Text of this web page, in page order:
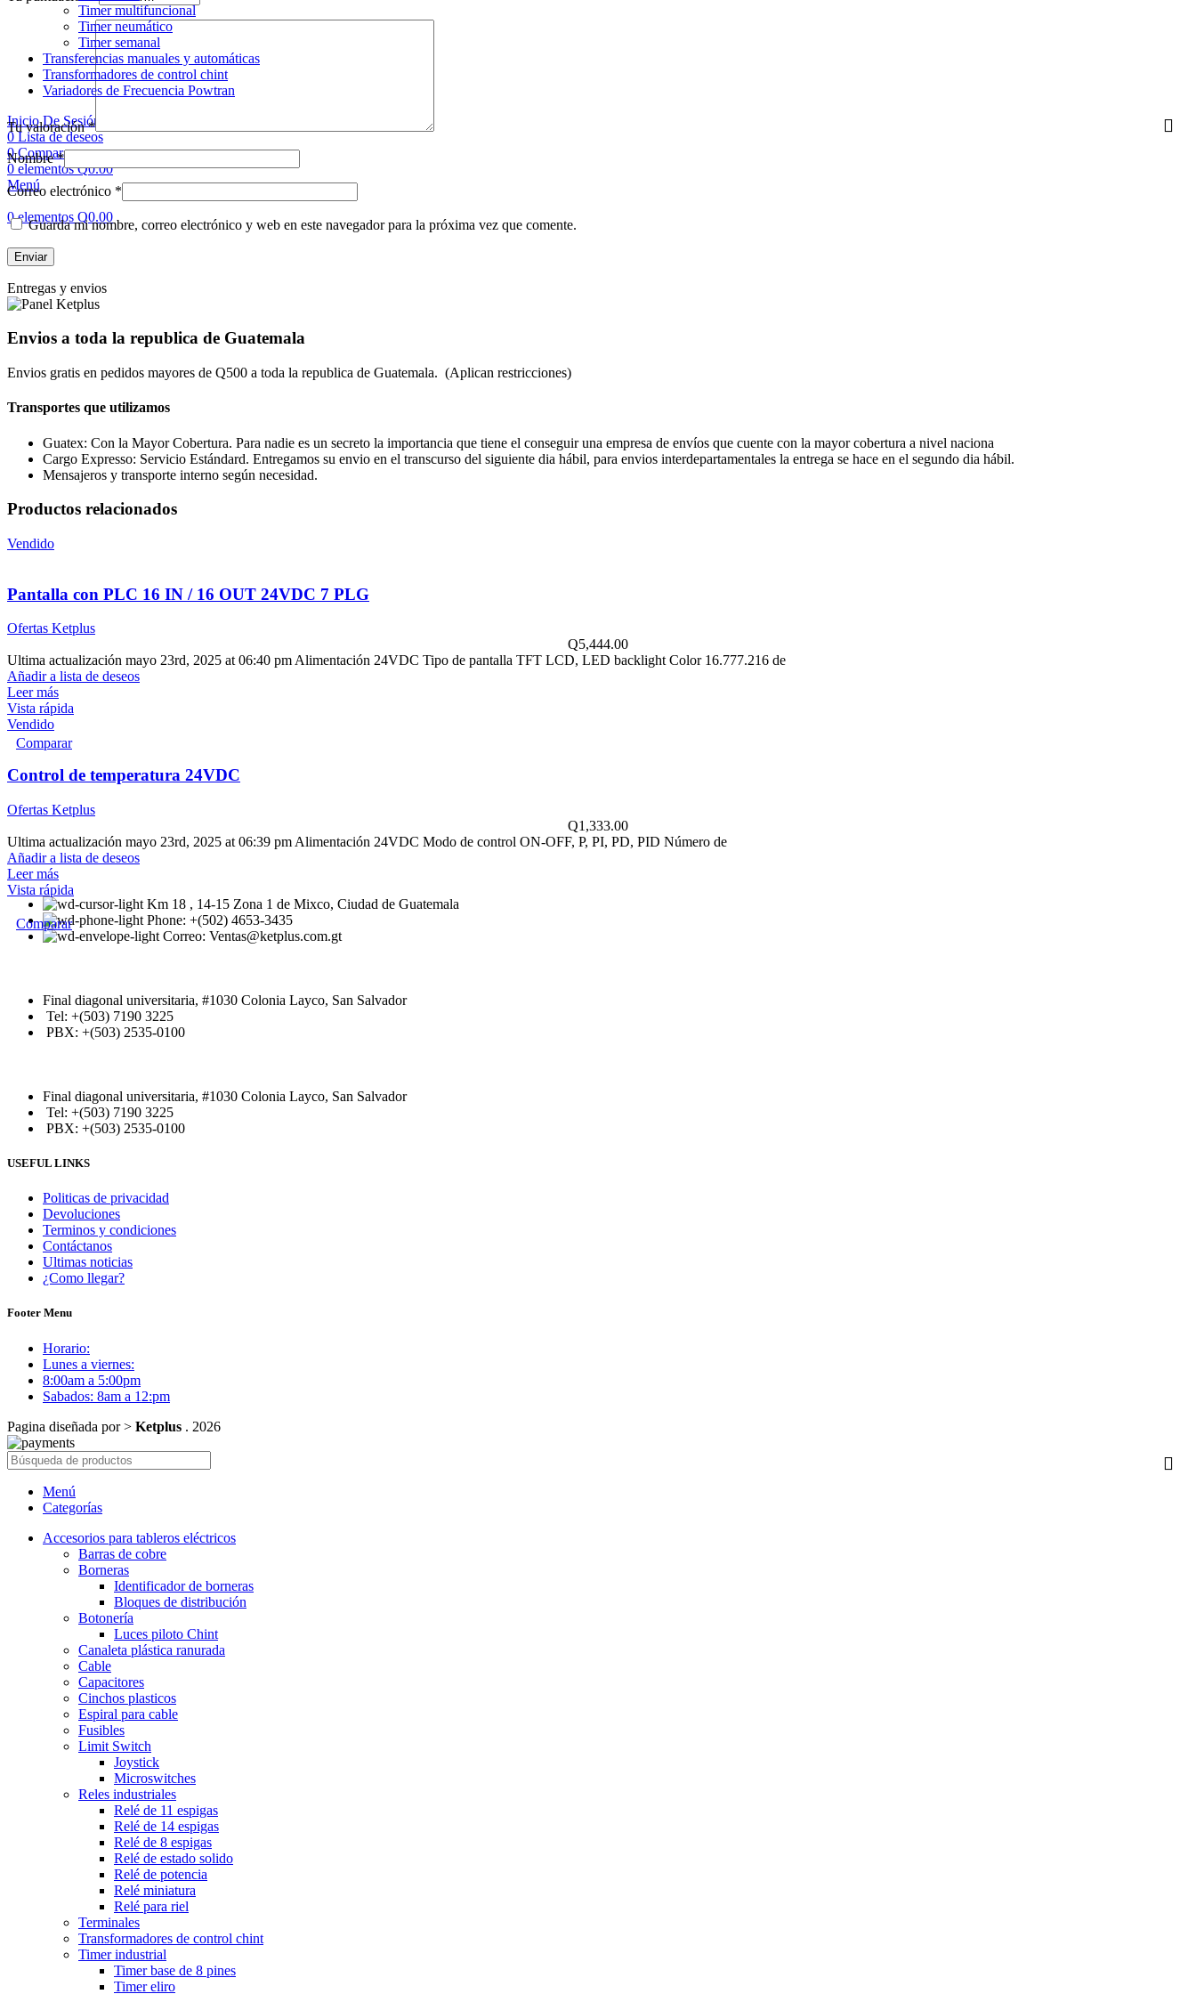
Timer multifuncional
Timer neumático
Timer semanal
Transferencias manuales y automáticas
Transformadores de control chint
Variadores de Frecuencia Powtran
Inicio De Sesión / Registrarse
0Lista de deseos
0 Comparar
0 elementos Q0.00
Menú
0elementos Q0.00
Tu valoración*
Nombre*
Correo electrónico *
Guarda mi nombre, correo electrónico y web en este navegador para la próxima vez que comente.
Entregas y envios
Envios a toda la republica de Guatemala
Envios gratis en pedidos mayores de Q500 a toda la republica de Guatemala. (Aplican restricciones)
Transportes que utilizamos
Guatex: Con la Mayor Cobertura. Para nadie es un secreto la importancia que tiene el conseguir una empresa de envíos que cuente con la mayor cobertura a nivel naciona
Cargo Expresso: Servicio Estándard. Entregamos su envio en el transcurso del siguiente dia hábil, para envios interdepartamentales la entrega se hace en el segundo dia hábil.
Mensajeros y transporte interno según necesidad.
Productos relacionados
Vendido
Comparar
Pantalla con PLC 16 IN / 16 OUT 24VDC 7 PLG
Ofertas Ketplus
Q5,444.00
Ultima actualización mayo 23rd, 2025 at 06:40 pm Alimentación 24VDC Tipo de pantalla TFT LCD, LED backlight Color 16.777.216 de
Añadir a lista de deseos
Leer más
Vista rápida
Vendido
Comparar
Control de temperatura 24VDC
Ofertas Ketplus
Q1,333.00
Ultima actualización mayo 23rd, 2025 at 06:39 pm Alimentación 24VDC Modo de control ON-OFF, P, PI, PD, PID Número de
Añadir a lista de deseos
Leer más
Vista rápida
Km 18 , 14-15 Zona 1 de Mixco, Ciudad de Guatemala
Phone: +(502) 4653-3435
Correo: Ventas@ketplus.com.gt
Final diagonal universitaria, #1030 Colonia Layco, San Salvador
Tel: +(503) 7190 3225
PBX: +(503) 2535-0100
Final diagonal universitaria, #1030 Colonia Layco, San Salvador
Tel: +(503) 7190 3225
PBX: +(503) 2535-0100
USEFUL LINKS
Politicas de privacidad
Devoluciones
Terminos y condiciones
Contáctanos
Ultimas noticias
¿Como llegar?
Footer Menu
Horario:
Lunes a viernes:
8:00am a 5:00pm
Sabados: 8am a 12:pm
Pagina diseñada por > Ketplus . 2026
Menú
Categorías
Accesorios para tableros eléctricos
Barras de cobre
Borneras
Identificador de borneras
Bloques de distribución
Botonería
Luces piloto Chint
Canaleta plástica ranurada
Cable
Capacitores
Cinchos plasticos
Espiral para cable
Fusibles
Limit Switch
Joystick
Microswitches
Reles industriales
Relé de 11 espigas
Relé de 14 espigas
Relé de 8 espigas
Relé de estado solido
Relé de potencia
Relé miniatura
Relé para riel
Terminales
Transformadores de control chint
Timer industrial
Timer base de 8 pines
Timer eliro